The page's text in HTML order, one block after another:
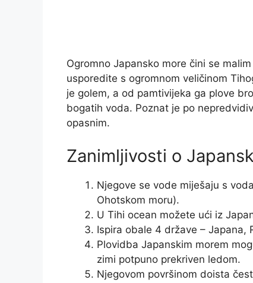
Ogromno Japansko more čini se
usporedite s ogromnom veličinom
je golem, a od pamtivijeka ga plove
bogatih voda. Poznat je po
opasnim.
Zanimljivosti o
Njegove se vode miješaju s
Ohotskom moru).
U Tihi ocean možete ući iz
Ispira obale 4 države – Japana,
Plovidba Japanskim morem
zimi potpuno prekriven ledom.
Njegovom površinom doista